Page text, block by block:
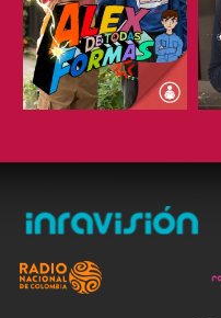
ESCUCHAR